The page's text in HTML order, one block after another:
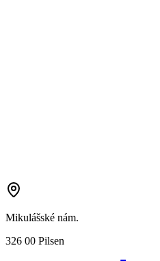
Mikulášské nám.
326 00 Pilsen